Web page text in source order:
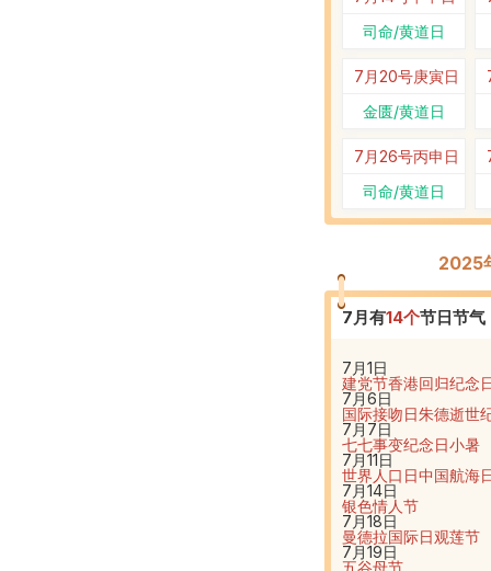
司命/黄道日
7月20号庚寅日
金匮/黄道日
7月26号丙申日
司命/黄道日
2025
7月有14个节日节气
7月1日
建党节香港回归纪念
7月6日
国际接吻日朱德逝世
7月7日
七七事变纪念日小暑
7月11日
世界人口日中国航海
7月14日
银色情人节
7月18日
曼德拉国际日观莲节
7月19日
五谷母节